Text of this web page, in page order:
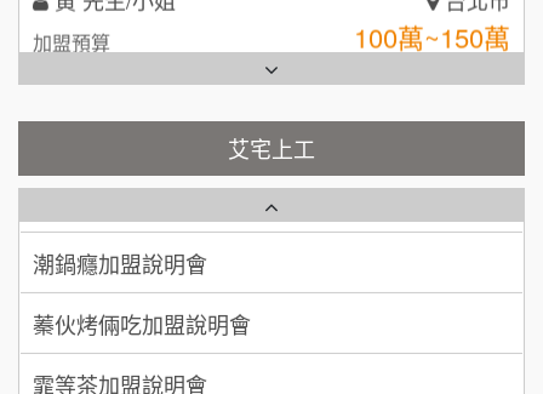
100萬~150萬
林 先生/小姐 屏東縣
加盟預算 100萬 ~ 200萬
吳 先生/小姐 屏東縣
加盟預算 100萬~200萬
周 先生/小姐 台北
加盟預算
徐 先生/小姐
艾宅上工
全家加盟說明會
彭富貴加盟說明會
NU PASTA義大利麵加盟說明會
潮鍋癮加盟說明會
蓁伙烤倆吃加盟說明會
霏等茶加盟說明會
藍象廷泰式火鍋加盟說明會
日十。早午食加盟說明會
上宇林加盟說明會
莫尼早餐Morni加盟說明會